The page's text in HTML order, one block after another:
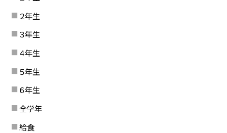
２年生
３年生
４年生
５年生
６年生
全学年
給食